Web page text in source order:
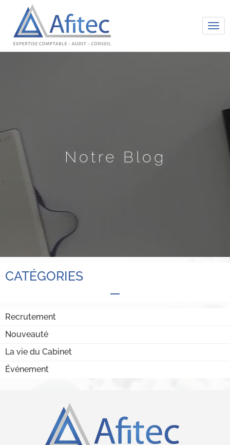
Notre Blog
CATÉGORIES
Recrutement
Nouveauté
La vie du Cabinet
Événement